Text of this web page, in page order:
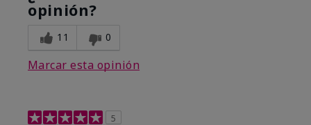
opinión?
11 0
Marcar esta opinión
5